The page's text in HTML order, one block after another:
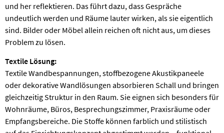
und her reflektieren. Das führt dazu, dass Gespräche
undeutlich werden und Räume lauter wirken, als sie eigentlich
sind. Bilder oder Möbel allein reichen oft nicht aus, um dieses
Problem zu lösen.
Textile Lösung:
Textile Wandbespannungen, stoffbezogene Akustikpaneele
oder dekorative Wandlösungen absorbieren Schall und bringen
gleichzeitig Struktur in den Raum. Sie eignen sich besonders für
Wohnräume, Büros, Besprechungszimmer, Praxisräume oder
Empfangsbereiche. Die Stoffe können farblich und stilistisch